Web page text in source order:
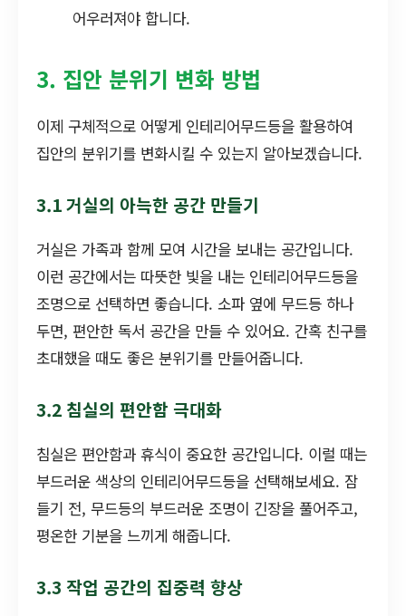
어우러져야 합니다.
3. 집안 분위기 변화 방법
이제 구체적으로 어떻게 인테리어무드등을 활용하여
집안의 분위기를 변화시킬 수 있는지 알아보겠습니다.
3.1 거실의 아늑한 공간 만들기
거실은 가족과 함께 모여 시간을 보내는 공간입니다.
이런 공간에서는 따뜻한 빛을 내는 인테리어무드등을
조명으로 선택하면 좋습니다. 소파 옆에 무드등 하나
두면, 편안한 독서 공간을 만들 수 있어요. 간혹 친구를
초대했을 때도 좋은 분위기를 만들어줍니다.
3.2 침실의 편안함 극대화
침실은 편안함과 휴식이 중요한 공간입니다. 이럴 때는
부드러운 색상의 인테리어무드등을 선택해보세요. 잠
들기 전, 무드등의 부드러운 조명이 긴장을 풀어주고,
평온한 기분을 느끼게 해줍니다.
3.3 작업 공간의 집중력 향상